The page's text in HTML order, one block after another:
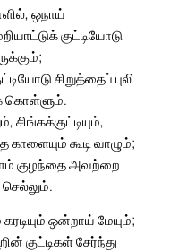
ஒநாய்
குட்டியோடு
சிறுத்தைப் புலி
கொள்ளும்.
சிங்கக்குட்டியும்,
கூடி வாழும்;
குழந்தை அவற்றை
கரடியும் ஒன்றாய் மேயும்;
குட்டிகள் சேர்ந்து